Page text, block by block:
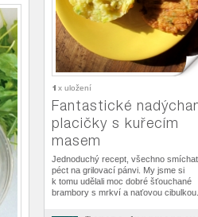
1 x uložení
Fantastické
placičky s kuřecím
masem
Jednoduchý recept, všechno
péct na grilovací pánvi. My jsme si
k tomu udělali moc dobré šťouchané
brambory s mrkví a naťovou cibulkou.